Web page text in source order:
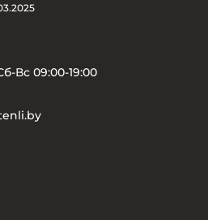
Вс 09:00-19:00